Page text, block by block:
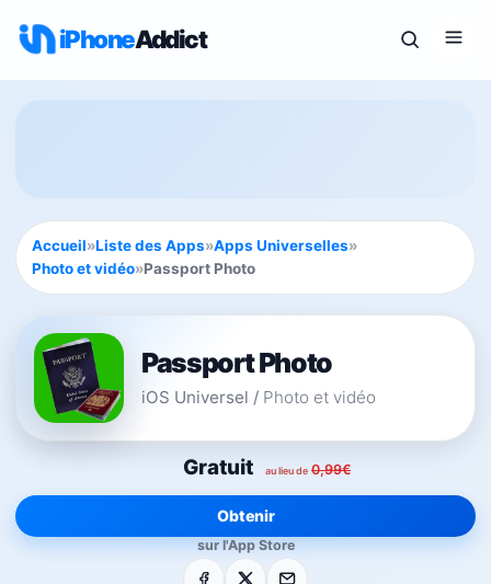
iPhoneAddict
Accueil»Liste des Apps»Apps Universelles»
Photo et vidéo»Passport Photo
Passport Photo
iOS Universel / Photo et vidéo
Gratuit au lieu de 0,99€
Obtenir
sur l'App Store
Facebook E-mail